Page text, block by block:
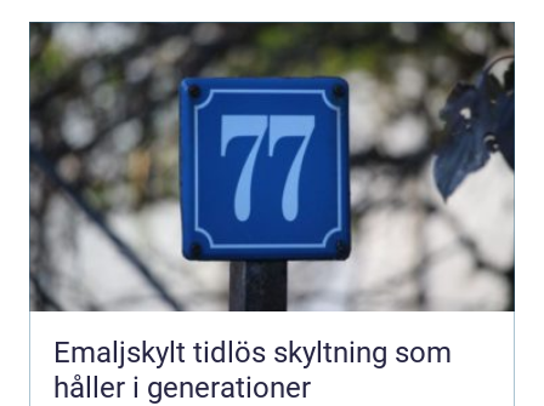
Emaljskylt tidlös skyltning som
håller i generationer